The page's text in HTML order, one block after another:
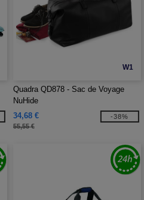
W1
Quadra QD878 - Sac de Voyage
NuHide
34,68 €
55,55 €
-38%